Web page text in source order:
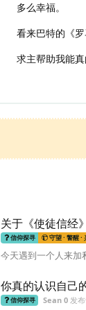
多么幸福。
看来巴特的《罗
求主帮助我能
关于《使徒信经
信仰探寻 守望 · 警醒 ·
今天遇到一个人来加
你真的认识自己
信仰探寻 Sean 0 发